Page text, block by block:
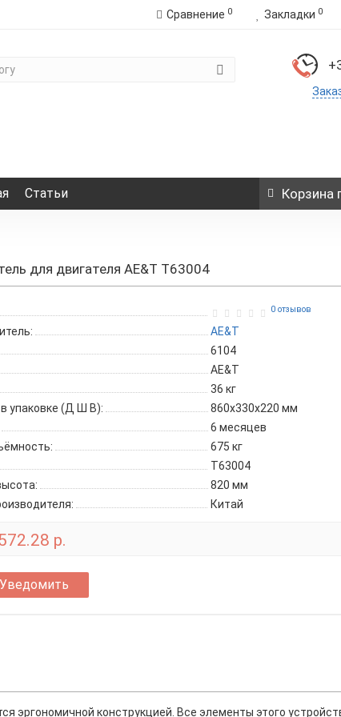
Сравнение 0 Закладки 0
Статьи Корзина
для двигателя AE&T Т63004
0 отзывов
AE&T
6104
AE&T
36 кг
упаковке (Д Ш В):
860х330х220 мм
6 месяцев
675 кг
Т63004
820 мм
Китай
р.
Уведомить
эргономичной конструкцией. Все элементы этого